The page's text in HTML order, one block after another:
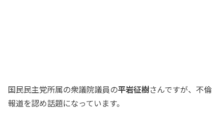
国民民主党所属の衆議院議員の平岩征樹さんですが、不倫
報道を認め話題になっています。